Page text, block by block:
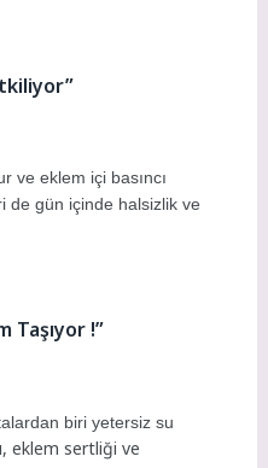
ve eklem içi basıncı
de gün içinde halsizlik ve
Taşıyor !”
biri yetersiz su
eklem sertliği ve